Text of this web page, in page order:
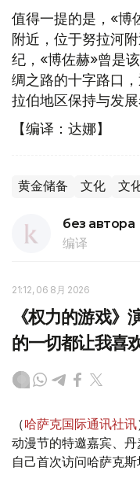
值得一提的是，«博
附近，位于努拉河
纪，«博佐赫»曾是
绸之路的十字路口
拉伯地区保持与发展
【编译：达娜】
黄金储备 文化 文
без автора
编译
21:12, 06 8月 2026
《权力的游戏》
的一切都让我喜
（哈萨克国际通讯社讯
动漫节的特邀嘉宾、
自己首次访问哈萨克斯